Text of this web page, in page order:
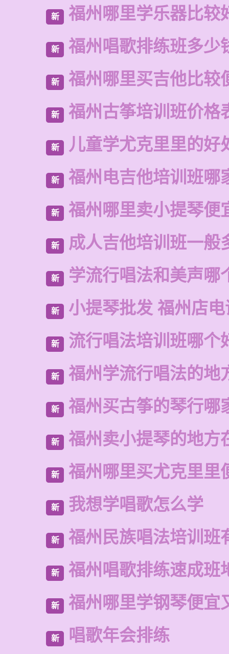
新 福州哪里学乐器比较
新 福州唱歌排练班多少
新 福州哪里买吉他比较
新 福州古筝培训班价格
新 儿童学尤克里里的好
新 福州电吉他培训班哪
新 福州哪里卖小提琴便
新 成人吉他培训班一般
新 学流行唱法和美声哪
新 小提琴批发 福州店
新 流行唱法培训班哪个
新 福州学流行唱法的地
新 福州买古筝的琴行哪
新 福州卖小提琴的地方
新 福州哪里买尤克里里
新 我想学唱歌怎么学
新 福州民族唱法培训班
新 福州唱歌排练速成班
新 福州哪里学钢琴便宜
新 唱歌年会排练